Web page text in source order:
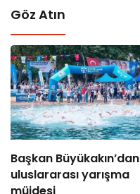
Göz Atın
Başkan Büyükakın’dan
uluslararası yarışma